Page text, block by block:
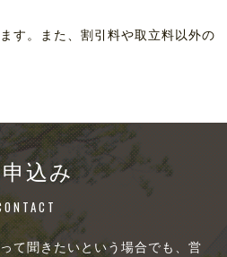
す。また、割引料や取立料以外の
込み
て聞きたいという場合でも、営